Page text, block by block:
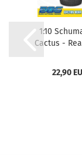
1:10
Cactus -
22,90